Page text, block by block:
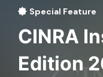
Special Feature
CINRA
Edition